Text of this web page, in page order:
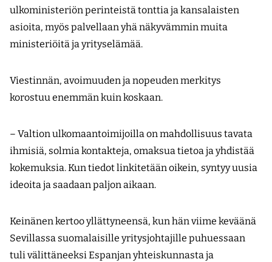
ulkoministeriön perinteistä tonttia ja kansalaisten
asioita, myös palvellaan yhä näkyvämmin muita
ministeriöitä ja yritys­elämää.
Viestinnän, avoimuuden ja nopeuden merkitys
korostuu enemmän kuin koskaan.
– Valtion ulkomaantoimijoilla on mahdollisuus tavata
ihmisiä, solmia kontakteja, omaksua tietoa ja yhdistää
kokemuksia. Kun tiedot linkitetään oikein, syntyy uusia
ideoita ja saadaan paljon aikaan.
Keinänen kertoo yllättyneensä, kun hän viime keväänä
Sevillassa suomalaisille yritysjohtajille puhuessaan
tuli välittäneeksi Espanjan yhteiskunnasta ja